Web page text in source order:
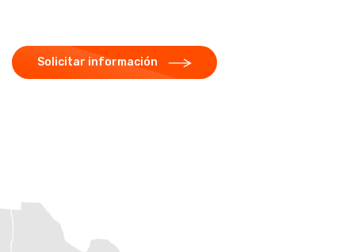
Solicitar información